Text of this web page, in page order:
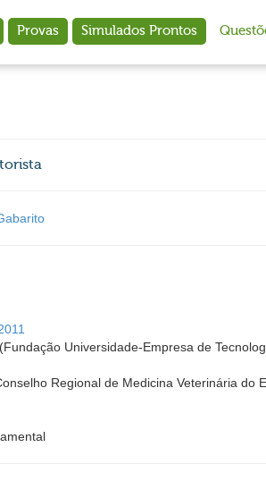
Provas Simulados Prontos
Universidade-Empresa de
Regional de Medicina Veterinária do